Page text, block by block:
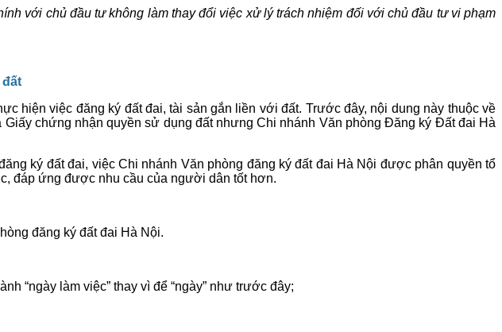
với chủ đầu tư không làm thay đổi việc xử lý trách nhiệm đối với chủ đầu tư vi phạm
đất
hiện việc đăng ký đất đai, tài sản gắn liền với đất. Trước đây, nội dung này thuộc về
chứng nhận quyền sử dụng đất nhưng Chi nhánh Văn phòng Đăng ký Đất đai Hà
ký đất đai, việc Chi nhánh Văn phòng đăng ký đất đai Hà Nội được phân quyền tổ
đáp ứng được nhu cầu của người dân tốt hơn.
đăng ký đất đai Hà Nội.
“ngày làm việc” thay vì để “ngày” như trước đây;